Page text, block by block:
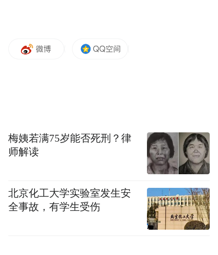
国际战略研究所（International Institute for
使是星期五晚上发射的150枚导弹，也少于伊
朗10月份‘真实承诺2’行动中发射的200枚导
即便如此，以色列分析人士警告说，伊朗的
武器库中有一半以上仍然完好无损，数量不
详的导弹可能隐藏在地下仓库中。
梅姨若满75岁能否死刑？律
师解读
北京化工大学实验室发生安
全事故，有学生受伤